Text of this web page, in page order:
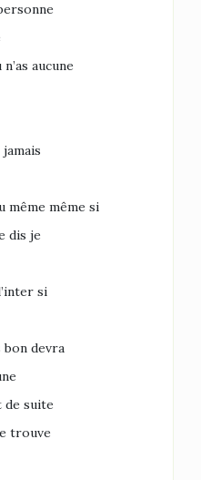
aucune
même même si
dis je
si
bon devra
de suite
trouve